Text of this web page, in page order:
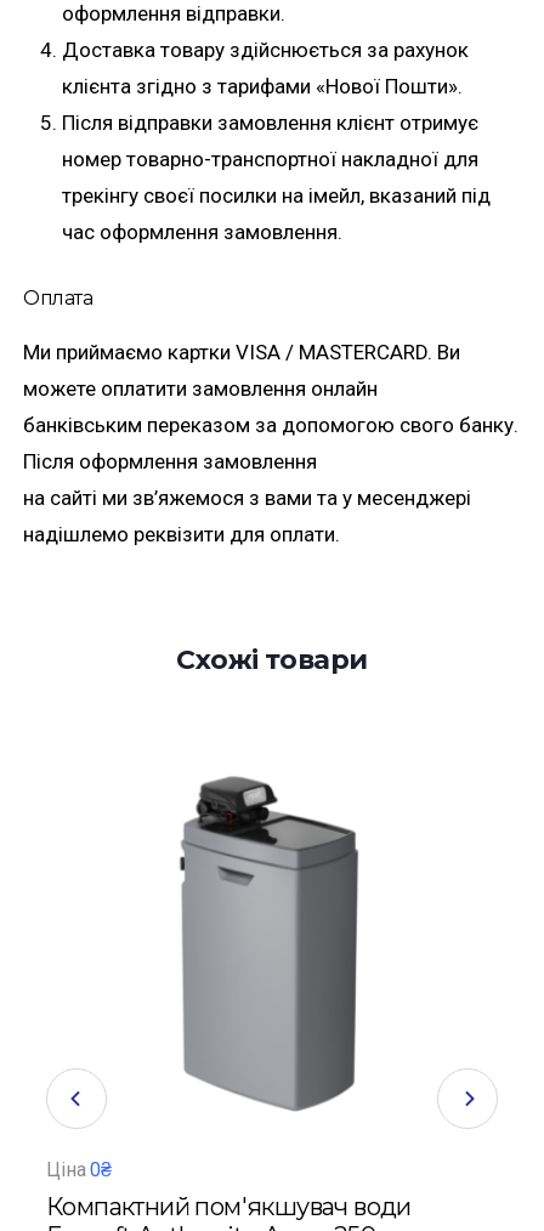
оформлення відправки.
Доставка товару здійснюється за рахунок
клієнта згідно з тарифами «Нової Пошти».
Після відправки замовлення клієнт отримує
номер товарно-транспортної накладної для
трекінгу своєї посилки на імейл, вказаний під
час оформлення замовлення.
Оплата
Ми приймаємо картки VISA / MASTERCARD. Ви
можете оплатити замовлення онлайн
банківським переказом за допомогою свого банку.
Після оформлення замовлення
на сайті ми зв’яжемося з вами та у месенджері
надішлемо реквізити для оплати.
Схожі товари
Ціна0₴
Компактний пом'якшувач води